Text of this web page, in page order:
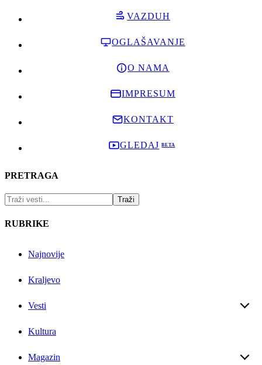
VAZDUH
OGLAŠAVANJE
O NAMA
IMPRESUM
KONTAKT
GLEDAJ
PRETRAGA
RUBRIKE
Najnovije
Kraljevo
Vesti
Kultura
Magazin